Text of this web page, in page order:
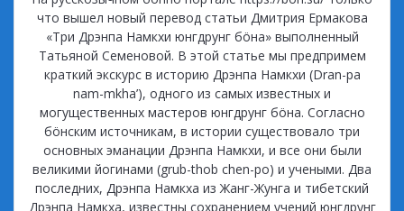
что вышел новый перевод статьи Дмитрия Ермакова
«Три Дрэнпа Намкхи юнгдрунг бöна» выполненный
Татьяной Семеновой. В этой статье мы предпримем
краткий экскурс в историю Дрэнпа Намкхи (Dran-pa
nam-mkha’), одного из самых известных и
могущественных мастеров юнгдрунг бöна. Согласно
бöнским источникам, в истории существовало три
основных эманации Дрэнпа Намкхи, и все они были
великими йогинами (grub-thob chen-po) и учеными. Два
последних, Дрэнпа Намкха из Жанг-Жунга и тибетский
Дрэнпа Намкха, известны сохранением учений юнгдрунг